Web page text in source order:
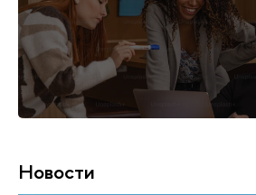
Новости